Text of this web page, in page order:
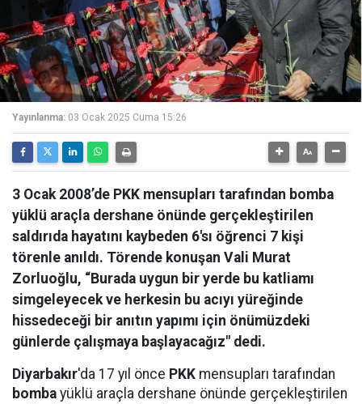
Yayınlanma: 03 Ocak 2025 Cuma 15:26
3 Ocak 2008’de PKK mensupları tarafından bomba
yüklü araçla dershane önünde gerçekleştirilen
saldırıda hayatını kaybeden 6'sı öğrenci 7 kişi
törenle anıldı. Törende konuşan Vali Murat
Zorluoğlu, “Burada uygun bir yerde bu katliamı
simgeleyecek ve herkesin bu acıyı yüreğinde
hissedeceği bir anıtın yapımı için önümüzdeki
günlerde çalışmaya başlayacağız" dedi.
Diyarbakır'da 17 yıl önce PKK mensupları tarafından
bomba yüklü araçla dershane önünde gerçekleştirilen